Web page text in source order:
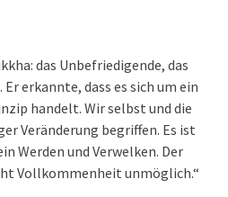
das Unbefriedigende, das
erkannte, dass es sich um ein
handelt. Wir selbst und die
Veränderung begriffen. Es ist
Werden und Verwelken. Der
Vollkommenheit unmöglich.“